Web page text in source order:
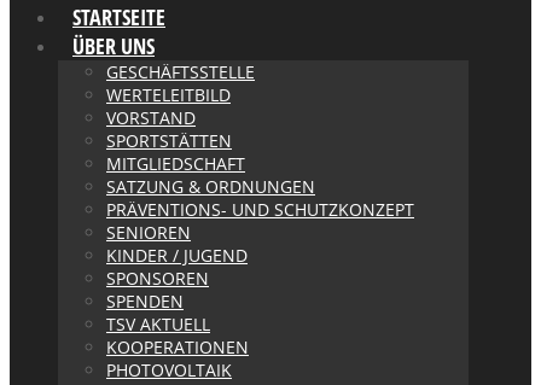
STARTSEITE
ÜBER UNS
GESCHÄFTSSTELLE
WERTELEITBILD
VORSTAND
SPORTSTÄTTEN
MITGLIEDSCHAFT
SATZUNG & ORDNUNGEN
PRÄVENTIONS- UND SCHUTZKONZEPT
SENIOREN
KINDER / JUGEND
SPONSOREN
SPENDEN
TSV AKTUELL
KOOPERATIONEN
PHOTOVOLTAIK